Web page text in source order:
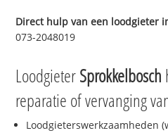
Direct hulp van een loodgieter
073-2048019
LoodgieterSprokkelbosch
reparatie of vervanging
Loodgieterswerkzaamheden